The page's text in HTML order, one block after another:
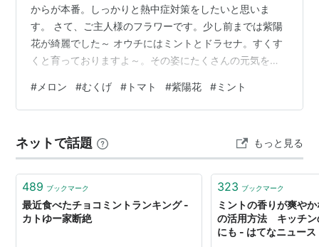
からが本番。しっかりと熱中症対策をしたいと思いま
す。 さて、ご主人様のフラワーです。少し前までは紫陽
花が綺麗でした～ オウチにはミントとドラセナ。すくす
くと育っておりますよ～。その姿にたくさんの元気を頂
いっぱいで癒しの効果抜群なのです。 時々、お飾りを致
します。 街を歩けばむくげの花。ご主人様の好きな夏の
綺麗！こんな花が… 夏はお花が少ないのですが、この暑
さに負けず咲く花は素晴らしいです。 ちょっと話は変わ
りますが、今年のメロンは豊作だとか…
# メロン #むくげ # トマト #紫陽花 #ミント
ネットで話題 もっと見る
489 ブックマーク
最近食べたチョコミントランキング -
カトゆー家断絶
323 ブックマーク
ミントの香りが爽や
の活用方法 キッチン
にも - はてなニュース